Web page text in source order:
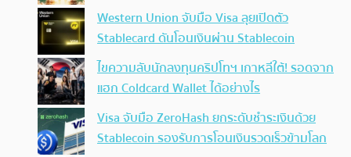
Western Union จับมือ Visa ลุยเปิดตัว
Stablecard ดันโอนเงินผ่าน Stablecoin
ไขความลับนักลงทุนคริปโทฯ เกาหลีใต้! รอดจาก
แฮก Coldcard Wallet ได้อย่างไร
Visa จับมือ ZeroHash ยกระดับชำระเงินด้วย
Stablecoin รองรับการโอนเงินรวดเร็วข้ามโลก